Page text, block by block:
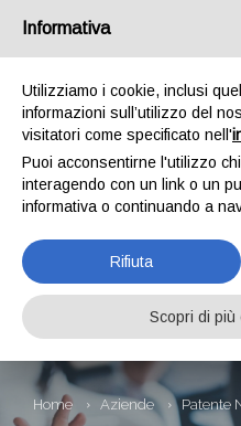
ROMA
Home Aziende Patente
Informativa
Utilizziamo i cookie, inclusi
informazioni sull’utilizzo del
visitatori come specificato nell'
Puoi acconsentirne l'utilizzo
interagendo con un link o un
informativa o continuando a
Rifiuta
Scopri di